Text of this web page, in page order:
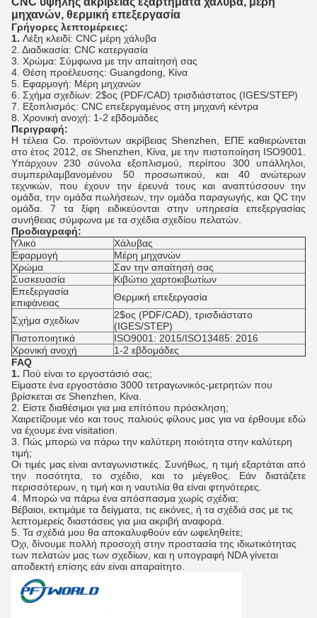
μηχανών, θερμική επεξεργασία
Γρήγορες λεπτομέρειες:
1. Λέξη κλειδί: CNC μέρη χάλυβα
2. Διαδικασία: CNC κατεργασία
3. Χρώμα: Σύμφωνα με την απαίτησή σας
4. Θέση προέλευσης: Guangdong, Κίνα
5. Εφαρμογή: Μέρη μηχανών
6. Σχήμα σχεδίων: 2$ος (PDF/CAD) τρισδιάστατος (IGES/STEP)
7. Εξοπλισμός: CNC επεξεργαμένος στη μηχανή κέντρα
8. Χρονική ανοχή: 1-2 εβδομάδες
Περιγραφή:
Η τέλεια Co. προϊόντων ακρίβειας Shenzhen, ΕΠΕ καθιερώνεται
στο έτος 2012, σε Shenzhen, Κίνα, με την πιστοποίηση ISO9001.
Υπάρχουν 230 σύνολα εξοπλισμού, περίπου 300 υπάλληλοι,
συμπεριλαμβανομένου 50 προσωπικού, και 40 ανώτερων
τεχνικών, που έχουν την έρευνά τους και αναπτύσσουν την
ομάδα, την ομάδα πωλήσεων, την ομάδα παραγωγής, και QC την
ομάδα. 7 τα ξίφη ειδικεύονται στην υπηρεσία επεξεργασίας
συνήθειας σύμφωνα με τα σχέδια σχεδίου πελατών.
Προδιαγραφή:
Υλικό
Χάλυβας
Εφαρμογή
Μέρη μηχανών
Χρώμα
Σαν την απαίτησή σας
Συσκευασία
Κιβώτιο χαρτοκιβωτίων
Επεξεργασία
επιφάνειας
Θερμική επεξεργασία
Σχήμα σχεδίων
2$ος (PDF/CAD), τρισδιάστατο
(IGES/STEP)
Πιστοποιητικά
ISO9001: 2015/ISO13485: 2016
Χρονική ανοχή
1-2 εβδομάδες
FAQ
1. Πού είναι το εργοστάσιό σας;
Είμαστε ένα εργοστάσιο 3000 τετραγωνικός-μετρητών που
βρίσκεται σε Shenzhen, Κίνα.
2.
Είστε διαθέσιμοι για μια επίτόπου πρόσκληση;
Χαιρετίζουμε νέο και τους παλιούς φίλους μας για να έρθουμε εδώ
να έχουμε ένα visitation.
3.
Πώς μπορώ να πάρω την καλύτερη ποιότητα στην καλύτερη
τιμή;
Οι τιμές μας είναι ανταγωνιστικές. Συνήθως, η τιμή εξαρτάται από
την ποσότητα, το σχέδιο, και το μέγεθος. Εάν διατάζετε
περισσότερων, η τιμή και η ναυτιλία θα είναι φτηνότερες.
4. Μπορώ να πάρω ένα απόσπασμα χωρίς σχέδια;
Βέβαιοι, εκτιμάμε τα δείγματα, τις εικόνες, ή τα σχέδιά σας με τις
λεπτομερείς διαστάσεις για μια ακριβή αναφορά.
5. Τα σχέδιά μου θα αποκαλυφθούν εάν ωφεληθείτε;
Όχι, δίνουμε πολλή προσοχή στην προστασία της ιδιωτικότητας
των πελατών μας των σχεδίων, και η υπογραφή NDA γίνεται
αποδεκτή επίσης εάν είναι απαραίτητο.